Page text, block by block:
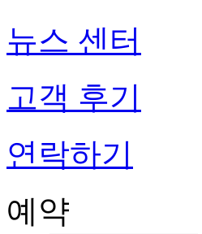
뉴스 센터
고객 후기
연락하기
예약